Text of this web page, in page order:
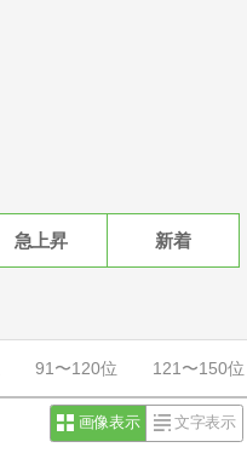
急上昇 新着
91〜120位 121〜150位
画像表示 文字表示